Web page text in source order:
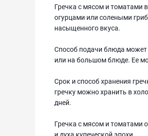
Гречка с мясом и томатами
огурцами или солеными
насыщенного вкуса.
Способ подачи блюда
или на большом блюде. Ее
Срок и способ хранения
гречку можно хранить в
дней.
Гречка с мясом и томатами